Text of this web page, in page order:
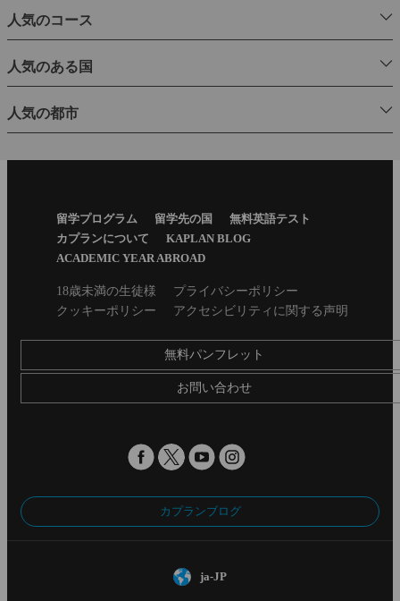
人気のコース
人気のある国
人気の都市
留学プログラム 留学先の国
無料英語テスト
カプランについて
KAPLAN BLOG
ACADEMIC YEAR ABROAD
Secondary18歳未満の生徒様
プライバシーポリシー
クッキーポリシー
アクセシビリティに関する声明
無料パンフレット
お問い合わせ
カプランブログ
ja-JP